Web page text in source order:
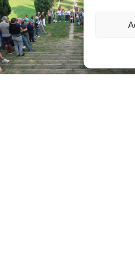
MARCHE
PELLEGRINAGGIO
DI INIZIO ANNO
MARCHE